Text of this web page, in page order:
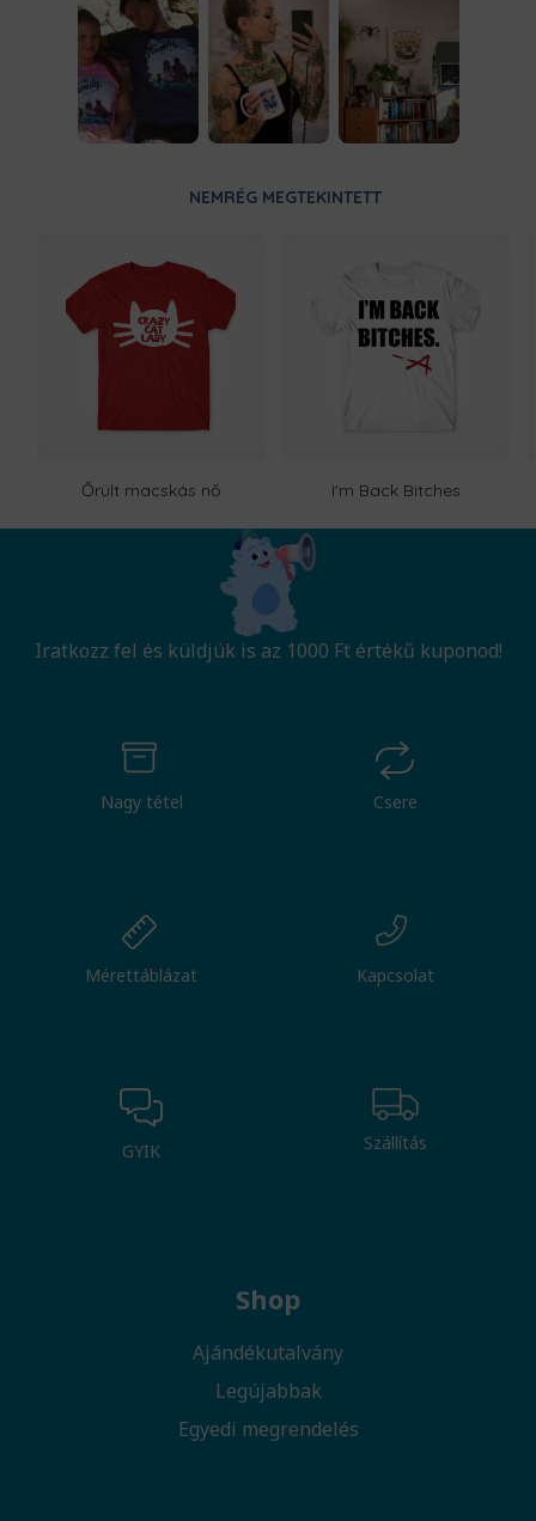
NEMRÉG MEGTEKINTETT
Őrült macskás nő I'm Back Bitches
Iratkozz fel és küldjük is az 1000 Ft értékű kuponod!
Nagy tétel Csere
Mérettáblázat Kapcsolat
GYIK Szállítás
Shop
Ajándékutalvány
Legújabbak
Egyedi megrendelés